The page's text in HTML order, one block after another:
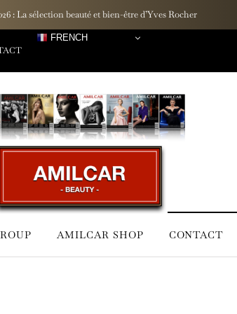
lagons : La marque française Hinaiti dévoile sa Gamme
FRENCH
AMILCAR SHOP CONTACT